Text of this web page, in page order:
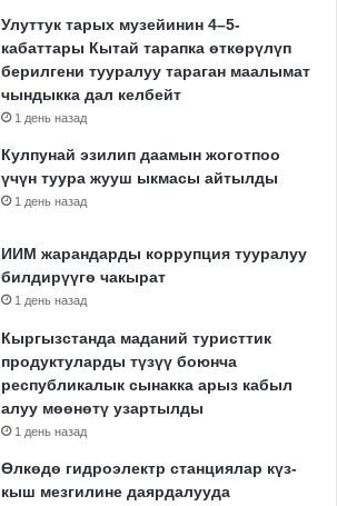
Улуттук тарых музейинин 4–5-
кабаттары Кытай тарапка өткөрүлүп
берилгени тууралуу тараган маалымат
чындыкка дал келбейт
1 день назад
Кулпунай эзилип даамын жоготпоо
үчүн туура жууш ыкмасы айтылды
1 день назад
ИИМ жарандарды коррупция тууралуу
билдирүүгө чакырат
1 день назад
Кыргызстанда маданий туристтик
продуктуларды түзүү боюнча
республикалык сынакка арыз кабыл
алуу мөөнөтү узартылды
1 день назад
Өлкөдө гидроэлектр станциялар күз-
кыш мезгилине даярдалууда